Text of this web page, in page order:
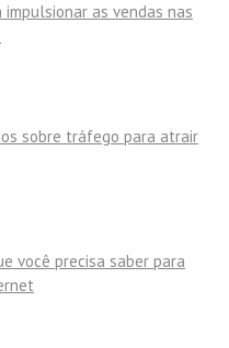
impulsionar as vendas nas
sobre tráfego para atrair
você precisa saber para